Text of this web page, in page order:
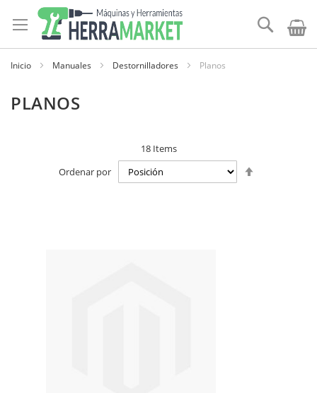
al
contenido
Buscar
Inicio Manuales Destornilladores Planos
PLANOS
18Items
Ordenar por